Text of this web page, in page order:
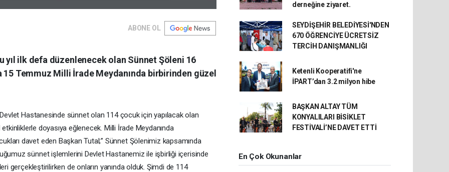
ABONE OL
yıl ilk defa düzenlenecek olan Sünnet Şöleni 16
15 Temmuz Milli İrade Meydanında birbirinden güzel
Hastanesinde sünnet olan 114 çocuk için yapılacak olan
doyasıya eğlenecek. Milli İrade Meydanında
davet eden Başkan Tutal;” Sünnet Şölenimiz kapsamında
sünnet işlemlerini Devlet Hastanemiz ile işbirliği içerisinde
gerçekleştirilirken de onların yanında olduk. Şimdi de 114
derneğine ziyaret.
SEYDİŞEHİR BELEDİYESİ'NDEN
670 ÖĞRENCİYE ÜCRETSİZ
TERCİH DANIŞMANLIĞI
Ketenli Kooperatifi'ne
İPART’dan 3.2 milyon hibe
BAŞKAN ALTAY TÜM
KONYALILARI BİSİKLET
FESTİVALİ’NE DAVET ETTİ
En Çok Okunanlar